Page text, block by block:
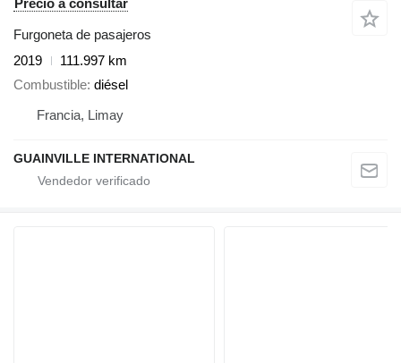
Precio a consultar
Furgoneta de pasajeros
2019
111.997 km
Combustible diésel
Francia, Limay
GUAINVILLE INTERNATIONAL